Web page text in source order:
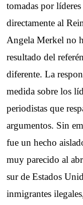
tomadas por
directamente al
Angela Merkel no
resultado del
diferente. La
medida sobre los
periodistas que
argumentos. Sin
fue un hecho
muy parecido al
sur de Estados
inmigrantes